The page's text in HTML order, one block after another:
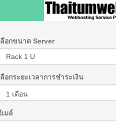
ลือกขนาด Server
ลือกระยะเวลาการชำระเงิน
เมล์